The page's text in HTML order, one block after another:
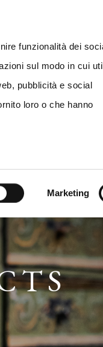
funzionalità dei
sul modo in cui
pubblicità e social
loro o che hanno
Marketing
TICKETS IT